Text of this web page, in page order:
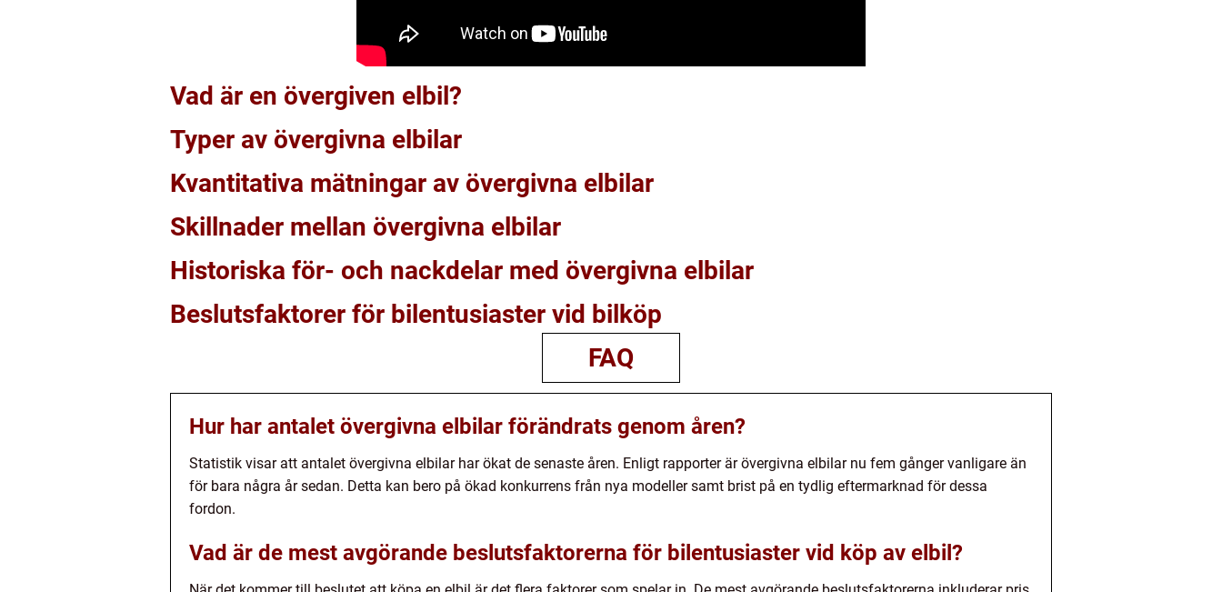
Vad är en övergiven elbil?
Typer av övergivna elbilar
Kvantitativa mätningar av övergivna elbilar
Skillnader mellan övergivna elbilar
Historiska för- och nackdelar med övergivna elbilar
Beslutsfaktorer för bilentusiaster vid bilköp
FAQ
Hur har antalet övergivna elbilar förändrats genom åren?
Statistik visar att antalet övergivna elbilar har ökat de senaste åren. Enligt rapporter är övergivna elbilar nu fem gånger vanligare än
för bara några år sedan. Detta kan bero på ökad konkurrens från nya modeller samt brist på en tydlig eftermarknad för dessa
fordon.
Vad är de mest avgörande beslutsfaktorerna för bilentusiaster vid köp av elbil?